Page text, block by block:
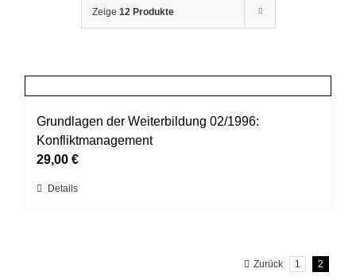
Zeige 12 Produkte
Grundlagen der Weiterbildung 02/1996:
Konfliktmanagement
29,00 €
Dieses
Details
Zurück 1 2